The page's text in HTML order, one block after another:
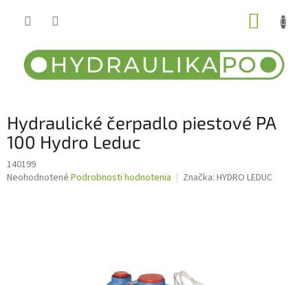
Hydraulické čerpadlo piestové PA
100 Hydro Leduc
140199
Priemerné
Neohodnotené Podrobnosti hodnotenia Značka: HYDRO LEDUC